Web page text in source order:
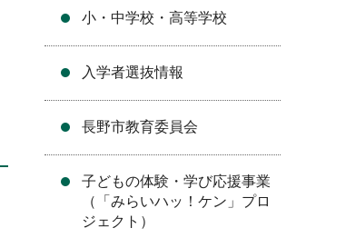
小・中学校・高等学校
入学者選抜情報
長野市教育委員会
子どもの体験・学び応援事業
（「みらいハッ！ケン」プロ
ジェクト）